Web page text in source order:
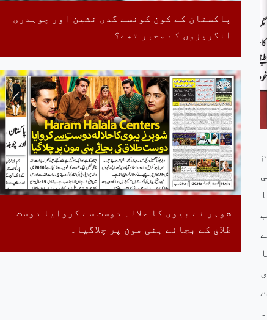
پاکستان کے کون کونسے گدی نشین اور چوہدری
انگریزوں کے مخبر تھے؟
شوہر نے بیوی کا حلالہ دوست سے کروایا دوست
طلاق کے بجائے ہنی مون پر چلاگیا۔